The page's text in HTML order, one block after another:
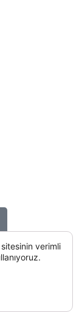
verimli